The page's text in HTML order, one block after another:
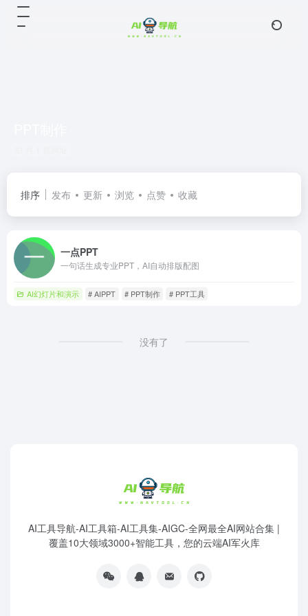
排序 发布 更新 浏览 点赞 收藏
一点PPT
一句话生成专业PPT，AI自动排版配图
AI幻灯片和演示 # AIPPT # PPT制作 # PPT工具
没有了
AI工具导航-AI工具箱-AI工具集-AIGC-全网最全AI网站合集 |
覆盖10大领域3000+智能工具，您的云端AI军火库